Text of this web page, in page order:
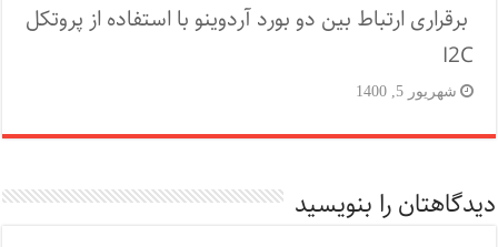
برقراری ارتباط بین دو بورد آردوینو با استفاده از پروتکل
I2C
شهریور 5, 1400
دیدگاهتان را بنویسید